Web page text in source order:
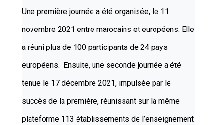
Une première journée a été organisée, le 11
novembre 2021 entre marocains et européens. Elle
a réuni plus de 100 participants de 24 pays
européens. Ensuite, une seconde journée a été
tenue le 17 décembre 2021, impulsée par le
succès de la première, réunissant sur la même
plateforme 113 établissements de l’enseignement